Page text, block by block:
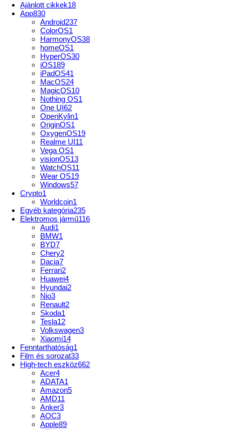
Ajánlott cikkek18
App830
Android237
ColorOS1
HarmonyOS38
homeOS1
HyperOS30
iOS189
iPadOS41
MacOS24
MagicOS10
Nothing OS1
One UI62
OpenKylin1
OriginOS1
OxygenOS19
Realme UI11
Vega OS1
visionOS13
WatchOS11
Wear OS19
Windows57
Crypto1
Worldcoin1
Egyéb kategória235
Elektromos jármű116
Audi1
BMW1
BYD7
Chery2
Dacia7
Ferrari2
Huawei4
Hyundai2
Nio3
Renault2
Skoda1
Tesla12
Volkswagen3
Xiaomi14
Fenntarthatóság1
Film és sorozat33
High-tech eszköz662
Acer4
ADATA1
Amazon5
AMD11
Anker3
AOC3
Apple89